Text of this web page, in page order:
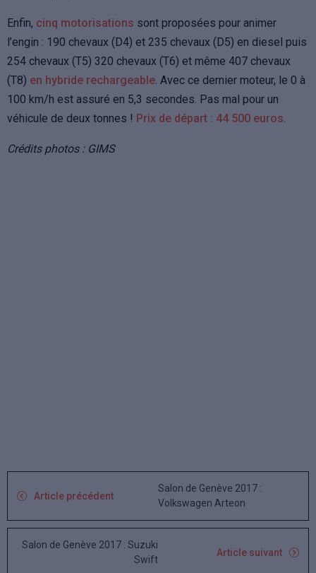
Enfin, cinq motorisations sont proposées pour animer
l’engin : 190 chevaux (D4) et 235 chevaux (D5) en diesel puis
254 chevaux (T5) 320 chevaux (T6) et même 407 chevaux
(T8) en hybride rechargeable. Avec ce dernier moteur, le 0 à
100 km/h est assuré en 5,3 secondes. Pas mal pour un
véhicule de deux tonnes ! Prix de départ : 44 500 euros.
Crédits photos : GIMS
Article précédent
Salon de Genève 2017 :
Volkswagen Arteon
Salon de Genève 2017 : Suzuki
Swift
Article suivant